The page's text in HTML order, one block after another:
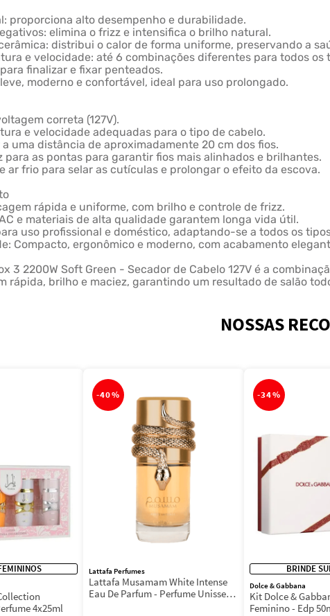
proporciona alto desempenho e durabilidade.
elimina o frizz e intensifica o brilho natural.
distribui o calor de forma uniforme, preservando a
e velocidade: até 6 combinações diferentes para todos os
finalizar e fixar penteados.
moderno e confortável, ideal para uso prolongado.
correta (127V).
e velocidade adequadas para o tipo de cabelo.
uma distância de aproximadamente 20 cm dos fios.
para as pontas para garantir fios mais alinhados e brilhantes.
ar frio para selar as cutículas e prolongar o efeito da escova.
rápida e uniforme, com brilho e controle de frizz.
e materiais de alta qualidade garantem longa vida útil.
uso profissional e doméstico, adaptando-se a todos os
Compacto, ergonômico e moderno, com acabamento
3 2200W Soft Green - Secador de Cabelo 127V é a
rápida, brilho e maciez, garantindo um resultado de salão
NOSSAS
4x25ml
-40%
Lattafa Perfumes
Lattafa Musamam White Intense
Eau De Parfum - Perfume Unissex
-34%
BRINDE
Dolce & Gabbana
Kit Dolce &
Feminino - Edp